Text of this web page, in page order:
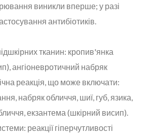
виникли вперше; у разі
антибіотиків.
тканин: кропив'янка
ангіоневротичний набряк
реакція, що може включати:
набряк обличчя, шиї, губ, язика,
екзантема (шкірний висип).
реакції гіперчутливості